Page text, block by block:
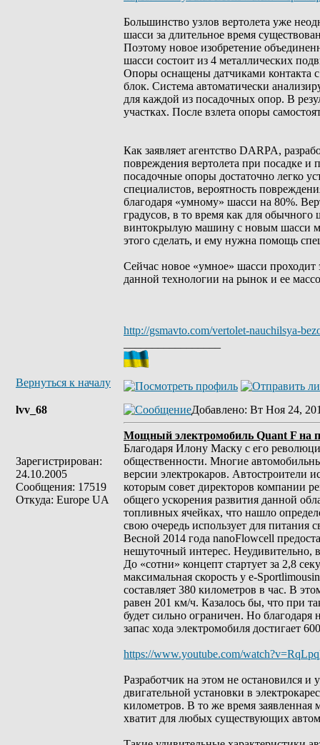
Большинство узлов вертолета уже
шасси за длительное время
Поэтому новое изобретение
шасси состоит из 4 металлических
Опоры оснащены датчиками контакта
блок. Система автоматически
для каждой из посадочных опор. В
участках. После взлета опоры
Как заявляет агентство DARPA,
повреждения вертолета при посадке
посадочные опоры достаточно легко
специалистов, вероятность
благодаря «умному» шасси на 80%.
градусов, в то время как для
винтокрылую машину с новым шасси
этого сделать, и ему нужна помощь
Сейчас новое «умное» шасси
данной технологии на рынок и ее
http://gsmavto.com/vertolet-nauchilsya-
Вернуться к началу
lvv_68
Зарегистрирован:
24.10.2005
Сообщения: 17519
Откуда: Europe UA
Добавлено: Вт Ноя 24,
Мощный электромобиль Quant F на
Благодаря Илону Маску с его
общественности. Многие
версии электрокаров. Автостроители
которым совет директоров компании
общего ускорения развития данной
топливных ячейках, что нашло
свою очередь использует для питания
Весной 2014 года nanoFlowcell
нешуточный интерес. Неудивительно,
До «сотни» концепт стартует за 2,8
максимальная скорость у e-
составляет 380 километров в час. В
равен 201 км/ч. Казалось бы, что при
будет сильно ограничен. Но благодаря
запас хода электромобиля достигает
https://www.youtube.com/
Разработчик на этом не остановился
двигательной установки в
километров. В то же время заявленная
хватит для любых существующих